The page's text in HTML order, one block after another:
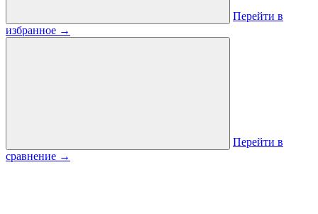
Перейти в
избранное →
Перейти в
сравнение →